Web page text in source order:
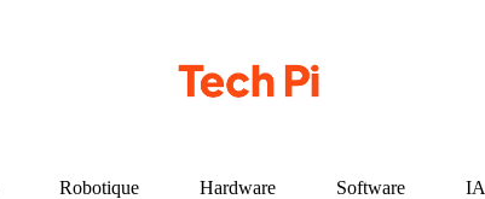
Robotique Hardware Software IA